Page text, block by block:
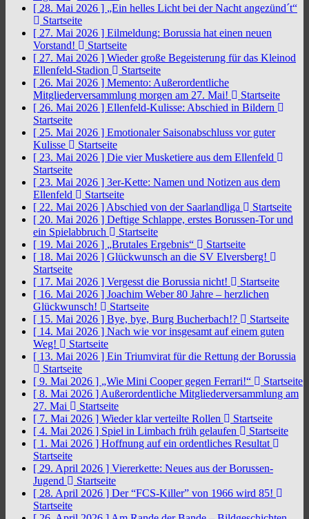
[ 28. Mai 2026 ] „Ein helles Licht bei der Nacht angezünd´t“
Startseite
[ 27. Mai 2026 ] Eilmeldung: Borussia hat einen neuen
Vorstand!
Startseite
[ 27. Mai 2026 ] Wieder große Begeisterung für das Kleinod
Ellenfeld-Stadion
Startseite
[ 26. Mai 2026 ] Memento: Außerordentliche
Mitgliederversammlung morgen am 27. Mai!
Startseite
[ 26. Mai 2026 ] Ellenfeld-Kulisse: Abschied in Bildern
Startseite
[ 25. Mai 2026 ] Emotionaler Saisonabschluss vor guter
Kulisse
Startseite
[ 23. Mai 2026 ] Die vier Musketiere aus dem Ellenfeld
Startseite
[ 23. Mai 2026 ] 3er-Kette: Namen und Notizen aus dem
Ellenfeld
Startseite
[ 22. Mai 2026 ] Abschied von der Saarlandliga
Startseite
[ 20. Mai 2026 ] Deftige Schlappe, erstes Borussen-Tor und
ein Spielabbruch
Startseite
[ 19. Mai 2026 ] „Brutales Ergebnis“
Startseite
[ 18. Mai 2026 ] Glückwunsch an die SV Elversberg!
Startseite
[ 17. Mai 2026 ] Vergesst die Borussia nicht!
Startseite
[ 16. Mai 2026 ] Joachim Weber 80 Jahre – herzlichen
Glückwunsch!
Startseite
[ 15. Mai 2026 ] Bye, bye, Burg Bucherbach!?
Startseite
[ 14. Mai 2026 ] Nach wie vor insgesamt auf einem guten
Weg!
Startseite
[ 13. Mai 2026 ] Ein Triumvirat für die Rettung der Borussia
Startseite
[ 9. Mai 2026 ] „Wie Mini Cooper gegen Ferrari!“
Startseite
[ 8. Mai 2026 ] Außerordentliche Mitgliederversammlung am
27. Mai
Startseite
[ 7. Mai 2026 ] Wieder klar verteilte Rollen
Startseite
[ 4. Mai 2026 ] Spiel in Limbach früh gelaufen
Startseite
[ 1. Mai 2026 ] Hoffnung auf ein ordentliches Resultat
Startseite
[ 29. April 2026 ] Viererkette: Neues aus der Borussen-
Jugend
Startseite
[ 28. April 2026 ] Der “FCS-Killer” von 1966 wird 85!
Startseite